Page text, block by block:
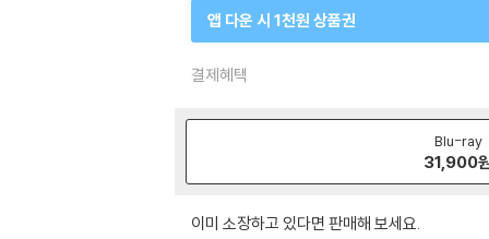
앱 다운 시 1천원 상품권
결제혜택
Blu-ray
31,900
이미 소장하고 있다면 판매해 보세요.